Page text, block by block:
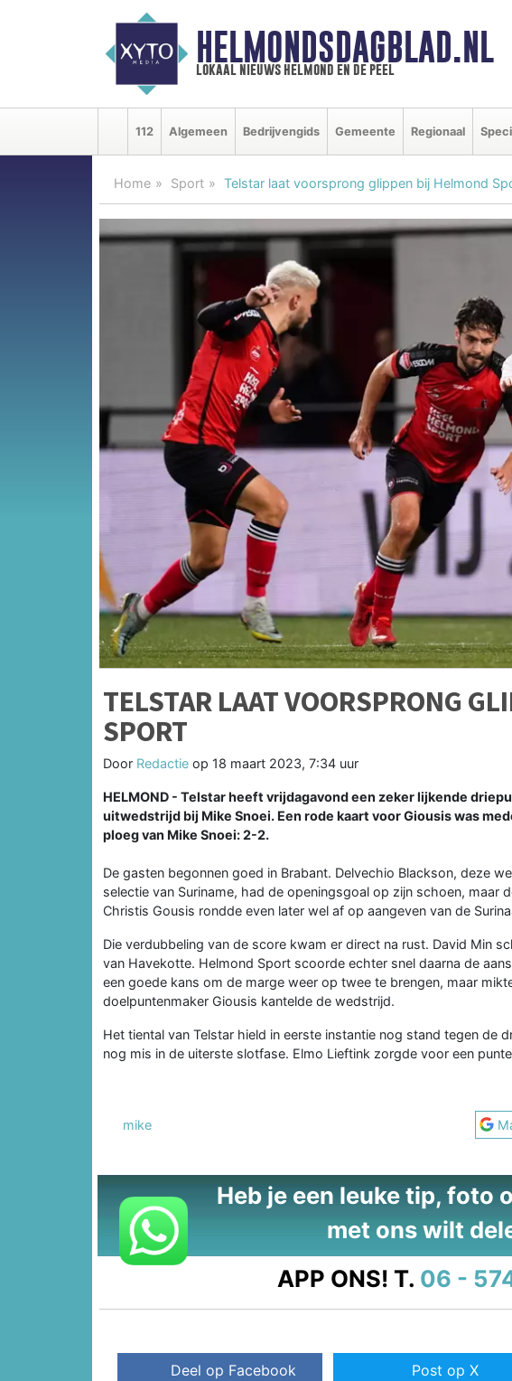
HELMONDSDAGBLAD.NL
lokaal nieuws helmond en de peel
112 Algemeen Bedrijvengids Gemeente Regionaal
Home Sport Telstar laat voorsprong glippen bij Helmond
TELSTAR LAAT VOORSPRONG
SPORT
Door Redactie op 18 maart 2023, 7:34 uur
HELMOND - Telstar heeft vrijdagavond een zeker lijkende
uitwedstrijd bij Mike Snoei. Een rode kaart voor Giousis was
ploeg van Mike Snoei: 2-2.
De gasten begonnen goed in Brabant. Delvechio Blackson, deze
selectie van Suriname, had de openingsgoal op zijn schoen, maar
Christis Gousis rondde even later wel af op aangeven van de
Die verdubbeling van de score kwam er direct na rust. David Min
van Havekotte. Helmond Sport scoorde echter snel daarna de
een goede kans om de marge weer op twee te brengen, maar
doelpuntenmaker Giousis kantelde de wedstrijd.
Het tiental van Telstar hield in eerste instantie nog stand tegen de
nog mis in de uiterste slotfase. Elmo Lieftink zorgde voor een
mike
Heb je een leuke tip, foto
met ons wilt
APP ONS! T. 06 -
Deel op Facebook Post op X